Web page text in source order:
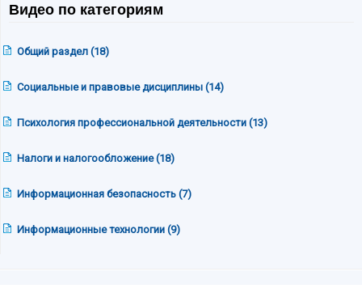
Видео по категориям
Общий раздел (18)
Социальные и правовые дисциплины (14)
Психология профессиональной деятельности (13)
Налоги и налогообложение (18)
Информационная безопасность (7)
Информационные технологии (9)